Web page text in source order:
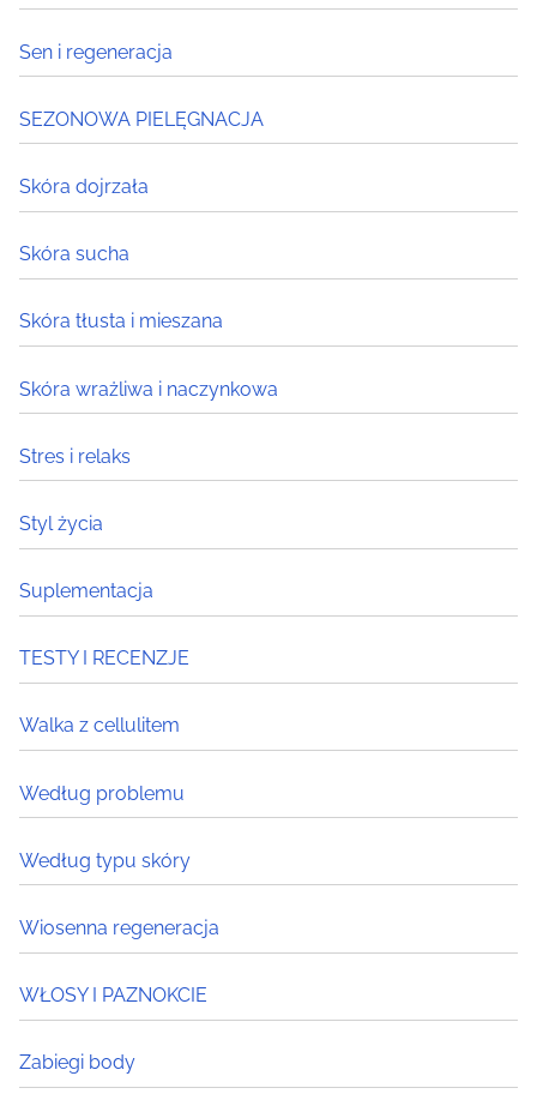
Sen i regeneracja
SEZONOWA PIELĘGNACJA
Skóra dojrzała
Skóra sucha
Skóra tłusta i mieszana
Skóra wrażliwa i naczynkowa
Stres i relaks
Styl życia
Suplementacja
TESTY I RECENZJE
Walka z cellulitem
Według problemu
Według typu skóry
Wiosenna regeneracja
WŁOSY I PAZNOKCIE
Zabiegi body